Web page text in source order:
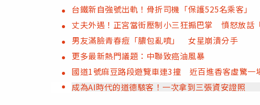
台鐵新自強號出軌！骨折司機「保護525名乘客
丈夫外遇！正宮當街壓制小三狂搧巴掌 憤怒放話
男友滿臉青春痘「膿包亂噴」 女星崩潰分手
更多最新熱門議題：中聯致癌油風暴
國道1號麻豆路段遊覽車連3撞 近百進香客虛驚一
成為AI時代的道德駭客！一次拿到三張資安證照